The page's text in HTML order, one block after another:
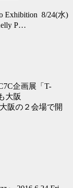
Exhibition 8/24(水)
P…
企画展「T-
大阪
阪の２会場で開